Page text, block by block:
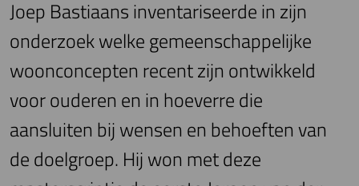
Joep Bastiaans inventariseerde in zijn
onderzoek welke gemeenschappelijke
woonconcepten recent zijn ontwikkeld
voor ouderen en in hoeverre die
aansluiten bij wensen en behoeften van
de doelgroep. Hij won met deze